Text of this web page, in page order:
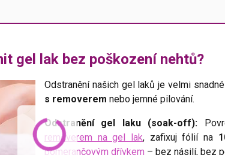
gel lak bez poškození nehtů?
Odstranění našich gel laků je velmi
s removerem nebo jemné pilování.
Odstranění gel laku (soak-off):
removerem na gel lak, zafixuj fólií na
pomerančovým dřívkem – bez násilí, bez